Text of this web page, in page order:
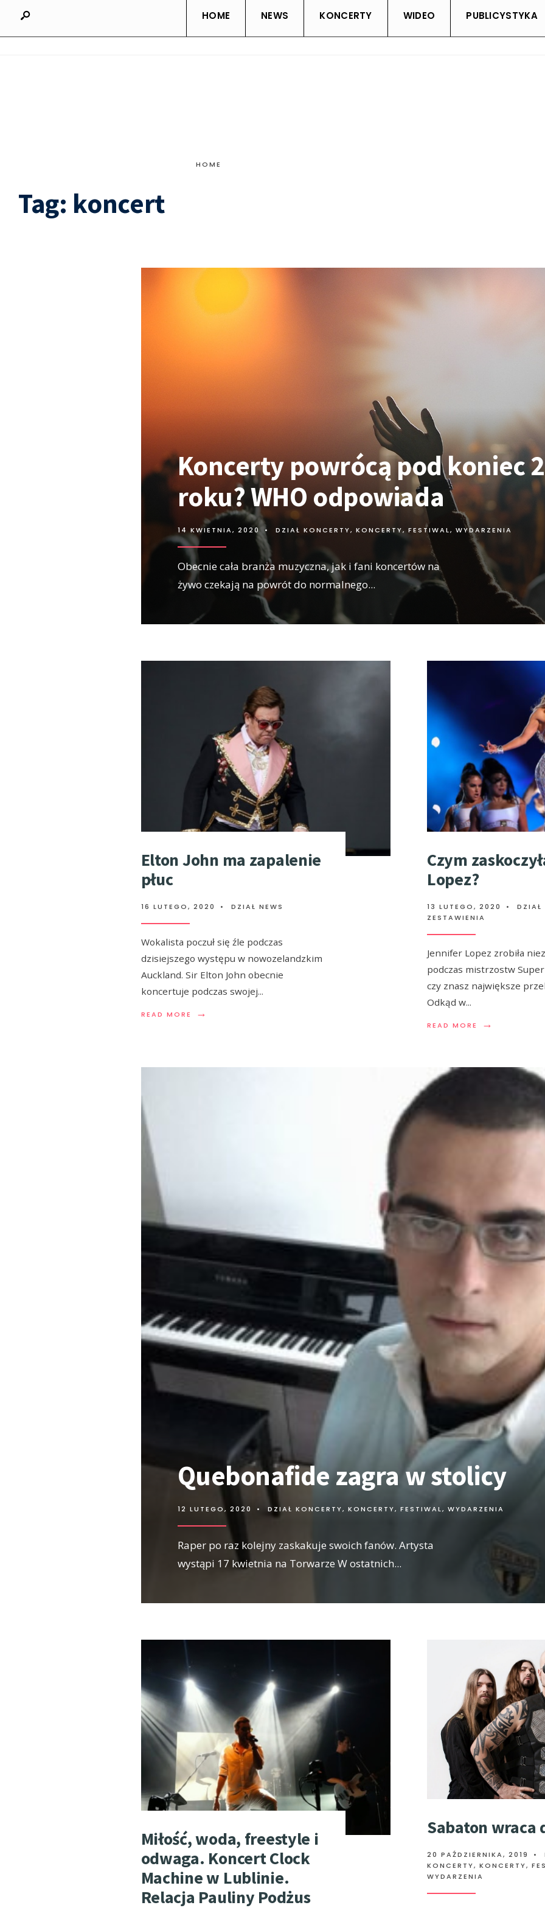
HOME NEWS KONCERTY WIDEO PUBLICYSTYKA
HOME
Tag: koncert
Koncerty powrócą pod koniec
roku? WHO odpowiada
14 KWIETNIA, 2020 • DZIAŁ KONCERTY, KONCERTY, FESTIWAL, WYDARZENIA
Obecnie cała branża muzyczna, jak i fani koncertów na
żywo czekają na powrót do normalnego...
Elton John ma zapalenie
płuc
16 LUTEGO, 2020 • DZIAŁ NEWS
Wokalista poczuł się źle podczas
dzisiejszego występu w nowozelandzkim
Auckland. Sir Elton John obecnie
koncertuje podczas swojej...
READ MORE →
Czym
Lopez?
13 LUTEGO, 2020 •
DZIAŁ
ZESTAWIENIA
Jennifer Lopez zrobiła
podczas mistrzostw
czy znasz największe
Odkąd w...
READ MORE →
Quebonafide zagra w stolicy
12 LUTEGO, 2020 • DZIAŁ KONCERTY, KONCERTY, FESTIWAL, WYDARZENIA
Raper po raz kolejny zaskakuje swoich fanów. Artysta
wystąpi 17 kwietnia na Torwarze W ostatnich...
Miłość, woda, freestyle i
odwaga. Koncert Clock
Machine w Lublinie.
Relacja Pauliny Podżus
Sabaton wraca
20 PAŹDZIERNIKA, 2019 •
KONCERTY, KONCERTY,
WYDARZENIA